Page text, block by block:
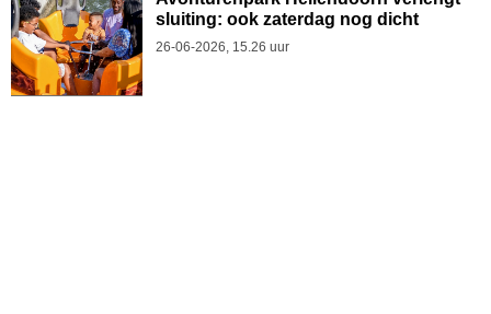
sluiting: ook zaterdag nog dicht
26-06-2026, 15.26 uur